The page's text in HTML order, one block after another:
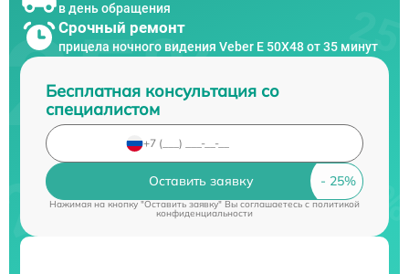
в день обращения
Срочный ремонт
прицела ночного видения Veber E 50X48 от 35 минут
Бесплатная консультация со
специалистом
Оставить заявку
Нажимая на кнопку "Оставить заявку" Вы соглашаетесь cполитикой
конфиденциальности